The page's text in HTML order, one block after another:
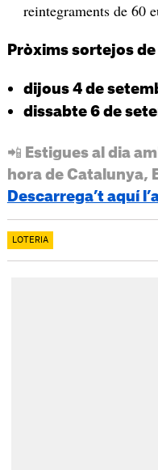
reintegraments de 60
Pròxims sortejos
dijous 4 de
dissabte 6 de
📲 Estigues al dia
hora de Catalunya,
Descarrega’t aquí
LOTERIA